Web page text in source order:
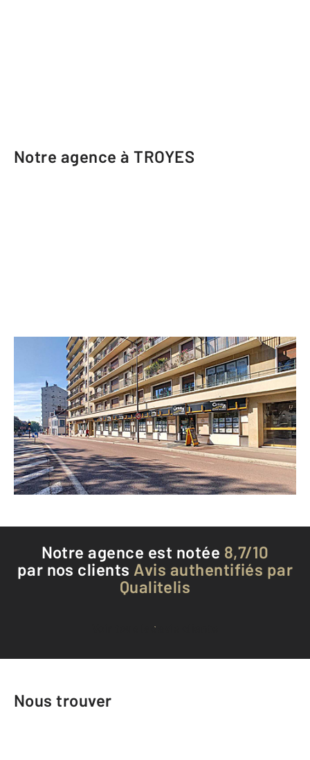
Notre agence à TROYES
CENTURY 21 Martinot Immobilier
14 boulevard Victor Hugo CS 90121
TROYES - 10000
Envoyer un message
Téléphoner à l'agence
Notre agence est notée 8,7/10
par nos clients Avis authentifiés par
Qualitelis
Voir tous les avis clients
Nous trouver